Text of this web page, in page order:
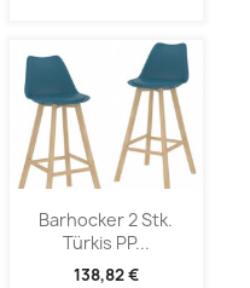
Barhocker 2 Stk.
Türkis PP...
138,82 €